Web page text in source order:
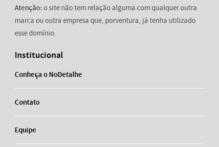
Atenção: o site não tem relação alguma com qualquer outra
marca ou outra empresa que, porventura, já tenha utilizado
esse domínio.
Institucional
Conheça o NoDetalhe
Contato
Equipe